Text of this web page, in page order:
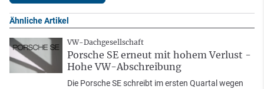
Ähnliche Artikel
VW-Dachgesellschaft
Porsche SE erneut mit hohem Verlust -
Hohe VW-Abschreibung
Die Porsche SE schreibt im ersten Quartal wegen